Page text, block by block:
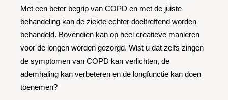
Met een beter begrip van COPD en met de juiste
behandeling kan de ziekte echter doeltreffend worden
behandeld. Bovendien kan op heel creatieve manieren
voor de longen worden gezorgd. Wist u dat zelfs zingen
de symptomen van COPD kan verlichten, de
ademhaling kan verbeteren en de longfunctie kan doen
toenemen?